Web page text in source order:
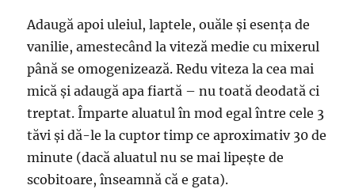
Adaugă apoi uleiul, laptele, ouăle și esența de
vanilie, amestecând la viteză medie cu mixerul
până se omogenizează. Redu viteza la cea mai
mică și adaugă apa fiartă – nu toată deodată ci
treptat. Împarte aluatul în mod egal între cele 3
tăvi și dă-le la cuptor timp ce aproximativ 30 de
minute (dacă aluatul nu se mai lipește de
scobitoare, înseamnă că e gata).